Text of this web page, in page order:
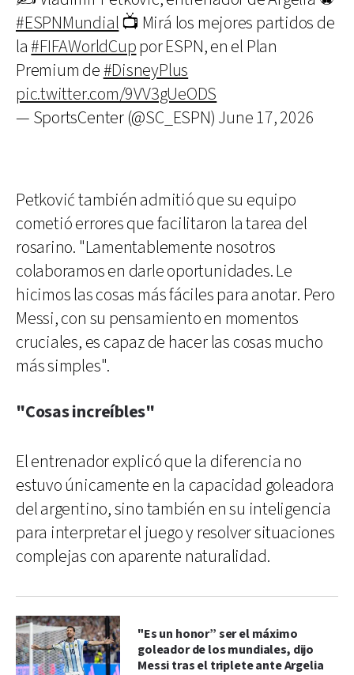
#ESPNMundial📺 Mirá los mejores partidos de
la#FIFAWorldCuppor ESPN, en el Plan
Premium de#DisneyPlus
pic.twitter.com/9VV3gUeODS
— SportsCenter (@SC_ESPN) June 17, 2026
Petković también admitió que su equipo
cometió errores que facilitaron la tarea del
rosarino. "Lamentablemente nosotros
colaboramos en darle oportunidades. Le
hicimos las cosas más fáciles para anotar. Pero
Messi, con su pensamiento en momentos
cruciales, es capaz de hacer las cosas mucho
más simples".
"Cosas increíbles"
El entrenador explicó que la diferencia no
estuvo únicamente en la capacidad goleadora
del argentino, sino también en su inteligencia
para interpretar el juego y resolver situaciones
complejas con aparente naturalidad.
"Es un honor” ser el máximo
goleador de los mundiales, dijo
Messi tras el triplete ante Argelia